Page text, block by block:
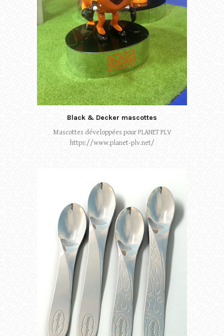
Black & Decker mascottes
Mascottes développées pour PLANET PLV
https://www.planet-plv.net/